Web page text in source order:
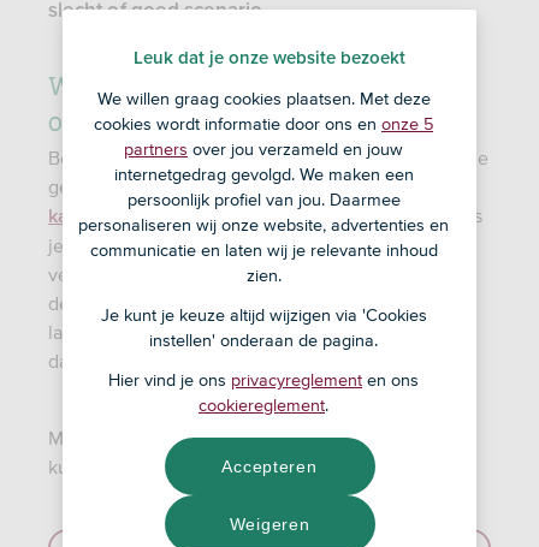
slecht of goed scenario.
Wat kunnen sparen en beleggen je
opleveren?
Beleggen is een vorm van investeren met als doel je
geld te laten groeien. Door te beleggen maak je
kans op een hoger rendement dan met sparen
. Als
je geld langer belegt, kun je een hoger rendement
verwachten. Op korte termijn loop je het risico dat
de actuele waarde van je beleggingen (tijdelijk)
lager is dan het geld dat je hebt ingelegd. Beleg
daarom alleen met geld dat je over hebt.
Met beleggen loop je risico en maak je kosten. Je
kunt je inleg of een deel daarvan verliezen.
Leuk dat je onze website bezoekt
We willen graag cookies plaatsen. Met deze
cookies wordt informatie door ons en onze 5
partners over jou verzameld en jouw
internetgedrag gevolgd. We maken een
persoonlijk profiel van jou. Daarmee
personaliseren wij onze website, advertenties en
communicatie en laten wij je relevante inhoud
zien.
Je kunt je keuze altijd wijzigen via 'Cookies
instellen' onderaan de pagina.
Hier vind je ons privacyreglement en ons
cookiereglement.
Weigeren
Accepteren